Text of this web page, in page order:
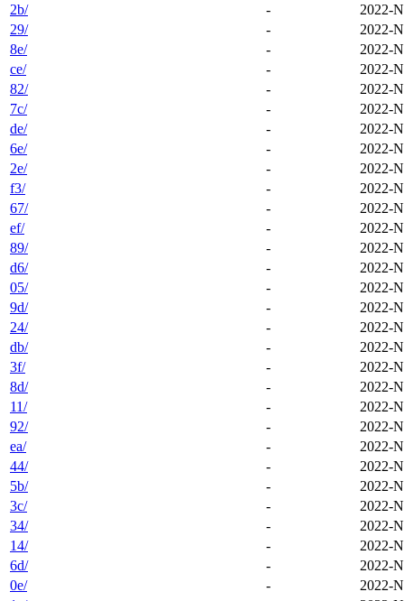
2b/
-
2022-
29/
-
2022-
8e/
-
2022-
ce/
-
2022-
82/
-
2022-
7c/
-
2022-
de/
-
2022-
6e/
-
2022-
2e/
-
2022-
f3/
-
2022-
67/
-
2022-
ef/
-
2022-
89/
-
2022-
d6/
-
2022-
05/
-
2022-
9d/
-
2022-
24/
-
2022-
db/
-
2022-
3f/
-
2022-
8d/
-
2022-
11/
-
2022-
92/
-
2022-
ea/
-
2022-
44/
-
2022-
5b/
-
2022-
3c/
-
2022-
34/
-
2022-
14/
-
2022-
6d/
-
2022-
0e/
-
2022-